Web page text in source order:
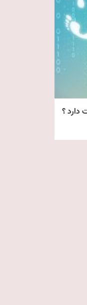
دارد ؟